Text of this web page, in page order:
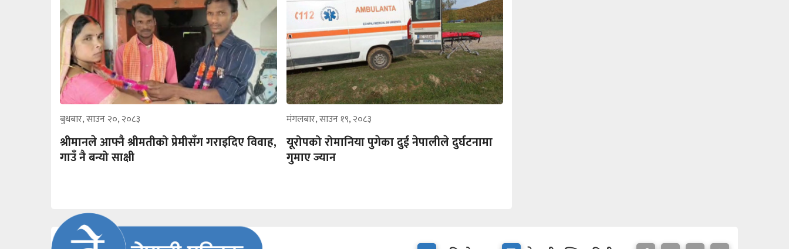
बुधबार, साउन २०, २०८३
श्रीमानले आफ्नै श्रीमतीको प्रेमीसँग गराइदिए विवाह,
गाउँ नै बन्यो साक्षी
मंगलबार, साउन १९, २०८३
यूरोपको रोमानिया पुगेका दुई नेपालीले दुर्घटनामा
गुमाए ज्यान